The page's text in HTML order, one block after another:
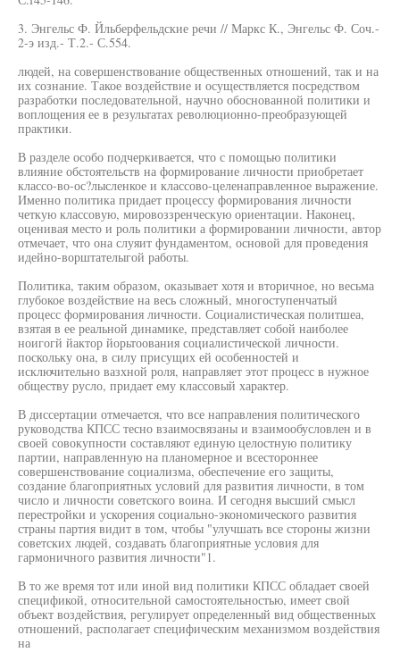
3. Энгельс Ф. Йльберфельдские речи // Маркс К., Энгельс Ф. Соч.-
2-э изд.- Т.2.- С.554.
людей, на совершенствование общественных отношений, так и на
их сознание. Такое воздействие и осуществляется посредством
разработки последовательной, научно обоснованной политики и
воплощения ее в результатах революционно-преобразующей
практики.
В разделе особо подчеркивается, что с помощью политики
влияние обстоятельств на формирование личности приобретает
классо-во-ос?лысленкое и классово-целенаправленное выражение.
Именно политика придает процессу формирования личности
четкую классовую, мировоззренческую ориентации. Наконец,
оценивая место и роль политики а формировании личности, автор
отмечает, что она слуяит фундаментом, основой для проведения
идейно-ворштателыгой работы.
Политика, таким образом, оказывает хотя и вторичное, но весьма
глубокое воздействие на весь сложный, многоступенчатый
процесс формирования личности. Социалистическая политшеа,
взятая в ее реальной динамике, представляет собой наиболее
ноигогй йактор йорьтоования социалистической личности.
поскольку она, в силу присущих ей особенностей и
исключительно вазхной роля, направляет этот процесс в нужное
обществу русло, придает ему классовый характер.
В диссертации отмечается, что все направления политического
руководства КПСС тесно взаимосвязаны и взаимообусловлен и в
своей совокупности составляют единую целостную политику
партии, направленную на планомерное и всестороннее
совершенствование социализма, обеспечение его защиты,
создание благоприятных условий для развития личности, в том
число и личности советского воина. И сегодня высший смысл
перестройки и ускорения социально-экономического развития
страны партия видит в том, чтобы "улучшать все стороны жизни
советских людей, создавать благоприятные условия для
гармоничного развития личности"1.
В то же время тот или иной вид политики КПСС обладает своей
спецификой, относительной самостоятельностью, имеет свой
объект воздействия, регулирует определенный вид общественных
отношений, располагает специфическим механизмом воздействия
на